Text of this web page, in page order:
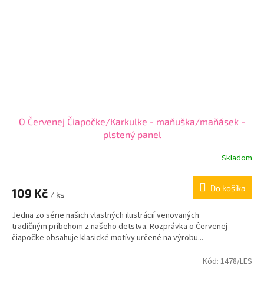
O Červenej Čiapočke/Karkulke - maňuška/maňásek -
plstený panel
Skladom
109 Kč / ks
Do košíka
Jedna zo série našich vlastných ilustrácií venovaných
tradičným príbehom z našeho detstva. Rozprávka o Červenej
čiapočke obsahuje klasické motívy určené na výrobu...
Kód: 1478/LES